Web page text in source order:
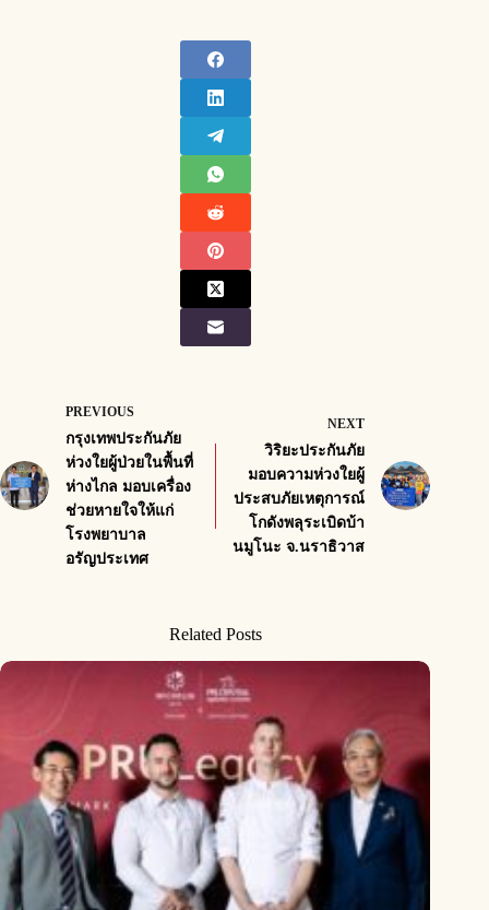
PREVIOUS
กรุงเทพประกันภัย
ห่วงใยผู้ป่วยในพื้นที่
ห่างไกล มอบเครื่อง
ช่วยหายใจให้แก่
โรงพยาบาล
อรัญประเทศ
NEXT
วิริยะประกันภัย
มอบความห่วงใยผู้
ประสบภัยเหตุการณ์
โกดังพลุระเบิดบ้า
นมูโนะ จ.นราธิวาส
Related Posts